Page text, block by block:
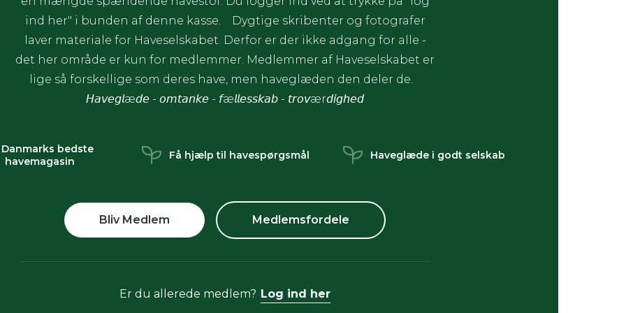
ind her" i bunden af denne kasse. Dygtige skribenter og fotografer
laver materiale for Haveselskabet. Derfor er der ikke adgang for alle -
det her område er kun for medlemmer. Medlemmer af Haveselskabet er
lige så forskellige som deres have, men haveglæden den deler de.
𝘏𝘢𝘷𝘦𝘨𝘭æ𝘥𝘦 - 𝘰𝘮𝘵𝘢𝘯𝘬𝘦 - 𝘧æ𝘭𝘭𝘦𝘴𝘴𝘬𝘢𝘣 - 𝘵𝘳𝘰𝘷ær𝘥𝘪𝘨𝘩𝘦𝘥
Danmarks bedste
havemagasin
Få hjælp til havespørgsmål Haveglæde i godt selskab
Bliv Medlem Medlemsfordele
Er du allerede medlem? Log ind her